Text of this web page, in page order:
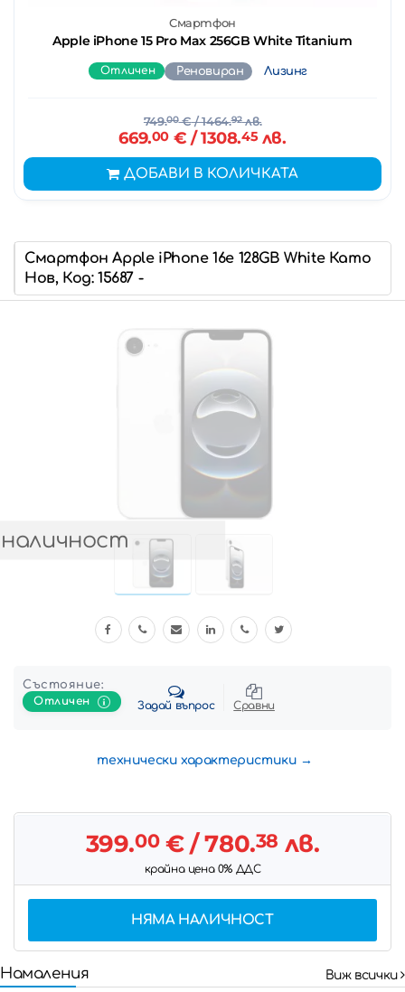
Смартфон
Apple iPhone 15 Pro Max 256GB White Titanium
Отличен Реновиран Лизинг
749.00€/ 1464.92лв.
669.00€ / 1308.45лв.
ДОБАВИ В КОЛИЧКАТА
Смартфон Apple iPhone 16e 128GB White Като
Нов, Код: 15687 -
Състояние:
Отличен
Задай въпрос Сравни
технически характеристики
399.00€/ 780.38 лв.
крайна цена 0% ДДС
НЯМА НАЛИЧНОСТ
Намаления Виж всички